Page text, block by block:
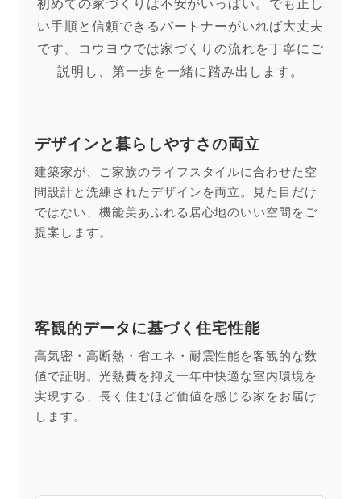
い手順と信頼できるパートナーがいれば大丈夫
です。コウヨウでは家づくりの流れを丁寧にご
説明し、第一歩を一緒に踏み出します。
デザインと暮らしやすさの両立
建築家が、ご家族のライフスタイルに合わせた空
間設計と洗練されたデザインを両立。見た目だけ
ではない、機能美あふれる居心地のいい空間をご
提案します。
客観的データに基づく住宅性能
高気密・高断熱・省エネ・耐震性能を客観的な数
値で証明。光熱費を抑え一年中快適な室内環境を
実現する、長く住むほど価値を感じる家をお届け
します。